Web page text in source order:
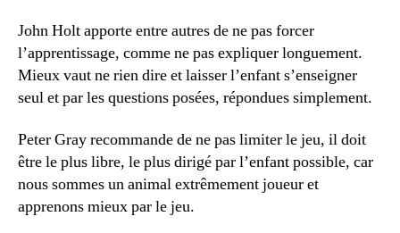
John Holt apporte entre autres de ne pas forcer
l’apprentissage, comme ne pas expliquer longuement.
Mieux vaut ne rien dire et laisser l’enfant s’enseigner
seul et par les questions posées, répondues simplement.
Peter Gray recommande de ne pas limiter le jeu, il doit
être le plus libre, le plus dirigé par l’enfant possible, car
nous sommes un animal extrêmement joueur et
apprenons mieux par le jeu.